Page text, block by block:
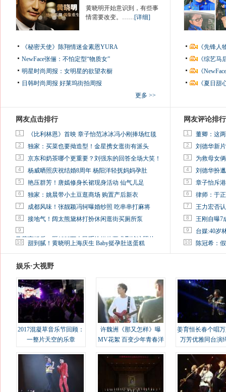
黄晓明开始意识到，有些事
情需要改变。……[详细]
《秘密天使》陈翔情迷金素恩YURA
NewFace张俪：不怕定型“物质女”
明星时尚周报：女明星的欲望衣橱
日韩时尚周报 好莱坞街拍周报
更多 >>
《先锋
《综艺
《
《夏日
网友点击排行
1 《比利林恩》首映 章子怡范冰冰冯小刚捧场红毯
2 独家：买菜也要拗造型！金星携女逛街有派头
3 京东和奶茶哪个更重要？刘强东的回答全场大笑！
4 杨威晒照庆祝结婚8周年 杨阳洋轻抚妈妈孕肚
5 艳压群芳！唐嫣修身长裙现身活动 仙气儿足
6 独家：姚晨带小土豆逛商场 购置产后新衣
7 成都风味！张靓颖冯轲曝婚纱照 吃串串打麻将
8 接地气！阔太熊黛林打扮休闲逛街买厕所泵
9
马蓉离婚后，砸1000万人民币给媒体要求删掉这照片
10 甜到腻！黄晓明上海庆生 Baby挺孕肚送蛋糕
网友评论排行
1 董卿：这
2 刘德华新
3 为救母女
4 刘德华扮
5 章子怡斥
6 律师：于
7 王力宏否
8 王刚自曝7
9 台媒:40岁
10 陈冠希：
娱乐·大视野
2017混凝草音乐节回顾：
一整片天空的乐章
许魏洲《那又怎样》曝
MV花絮 百变少年青春洋
姜育恒长春个唱
万芳优雅同台演